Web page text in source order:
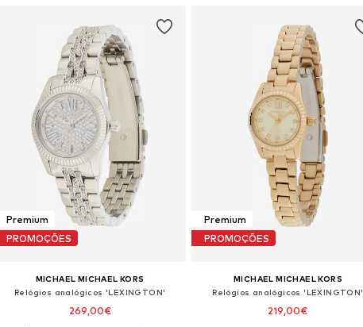
Premium
PROMOÇÕES
MICHAEL MICHAEL KORS
Relógios analógicos 'LEXINGTON'
269,00€
Premium
PROMOÇÕES
MICHAEL MICHAEL KORS
Relógios analógicos 'LEXINGTON'
219,00€